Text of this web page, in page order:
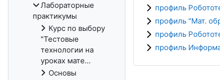
профиль
профиль "Мат.
профиль
профиль
Лабораторные
практикумы
Курс по выбору
"Тестовые
технологии на
уроках мате...
Основы